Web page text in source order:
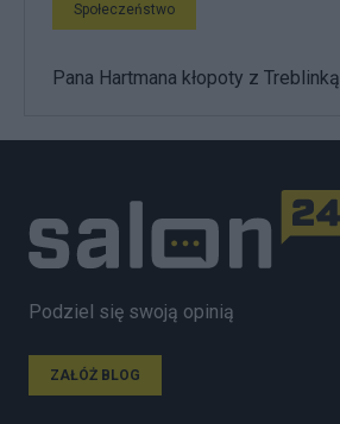
Społeczeństwo
Pana Hartmana kłopoty z Treblinką
Podziel się swoją opinią
ZAŁÓŻ BLOG